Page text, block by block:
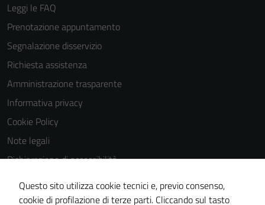
Leggi le FAQ
Prenotazione appuntamento
Segnalazione disservizio
Richiesta assistenza
Amministrazione trasparente
Informativa privacy
Cookie Policy
Note legali
Dichiarazione di accessibilità
Dichiarazione di accessibilità Servizi
Whistleblowing
Questo sito utilizza cookie tecnici e, previo consenso,
cookie di profilazione di terze parti. Cliccando sul tasto